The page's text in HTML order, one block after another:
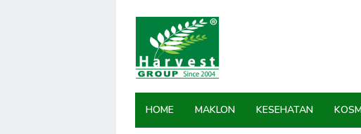
HOME MAKLON KESEHATAN